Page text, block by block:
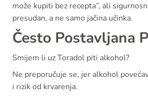
može kupiti bez recepta”, ali
presudan, a ne samo jačina učinka.
Često Postavljana
Smijem li uz Toradol piti alkohol?
Ne preporučuje se, jer alkohol
i rizik od krvarenja.